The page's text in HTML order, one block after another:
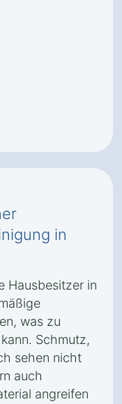
in
Hausbesitzer in
was zu
Schmutz,
sehen nicht
auch
angreifen